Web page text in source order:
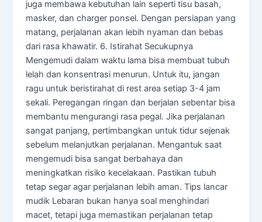
juga membawa kebutuhan lain seperti tisu basah,
masker, dan charger ponsel. Dengan persiapan yang
matang, perjalanan akan lebih nyaman dan bebas
dari rasa khawatir. 6. Istirahat Secukupnya
Mengemudi dalam waktu lama bisa membuat tubuh
lelah dan konsentrasi menurun. Untuk itu, jangan
ragu untuk beristirahat di rest area setiap 3-4 jam
sekali. Peregangan ringan dan berjalan sebentar bisa
membantu mengurangi rasa pegal. Jika perjalanan
sangat panjang, pertimbangkan untuk tidur sejenak
sebelum melanjutkan perjalanan. Mengantuk saat
mengemudi bisa sangat berbahaya dan
meningkatkan risiko kecelakaan. Pastikan tubuh
tetap segar agar perjalanan lebih aman. Tips lancar
mudik Lebaran bukan hanya soal menghindari
macet, tetapi juga memastikan perjalanan tetap